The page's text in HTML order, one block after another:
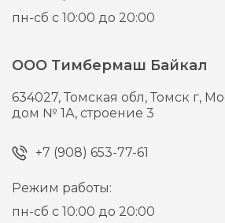
пн-сб с 10:00 до 20:00
ООО Тимбермаш Байкал
634027,Томская обл, Томск г,
дом № 1А, строение 3
+7 (908) 653-77-61
Режим работы:
пн-сб с 10:00 до 20:00